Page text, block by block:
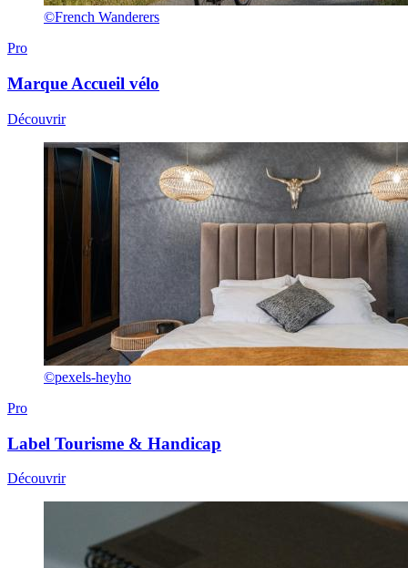
©French Wanderers
Pro
Marque Accueil vélo
Découvrir
©pexels-heyho
Pro
Label Tourisme & Handicap
Découvrir